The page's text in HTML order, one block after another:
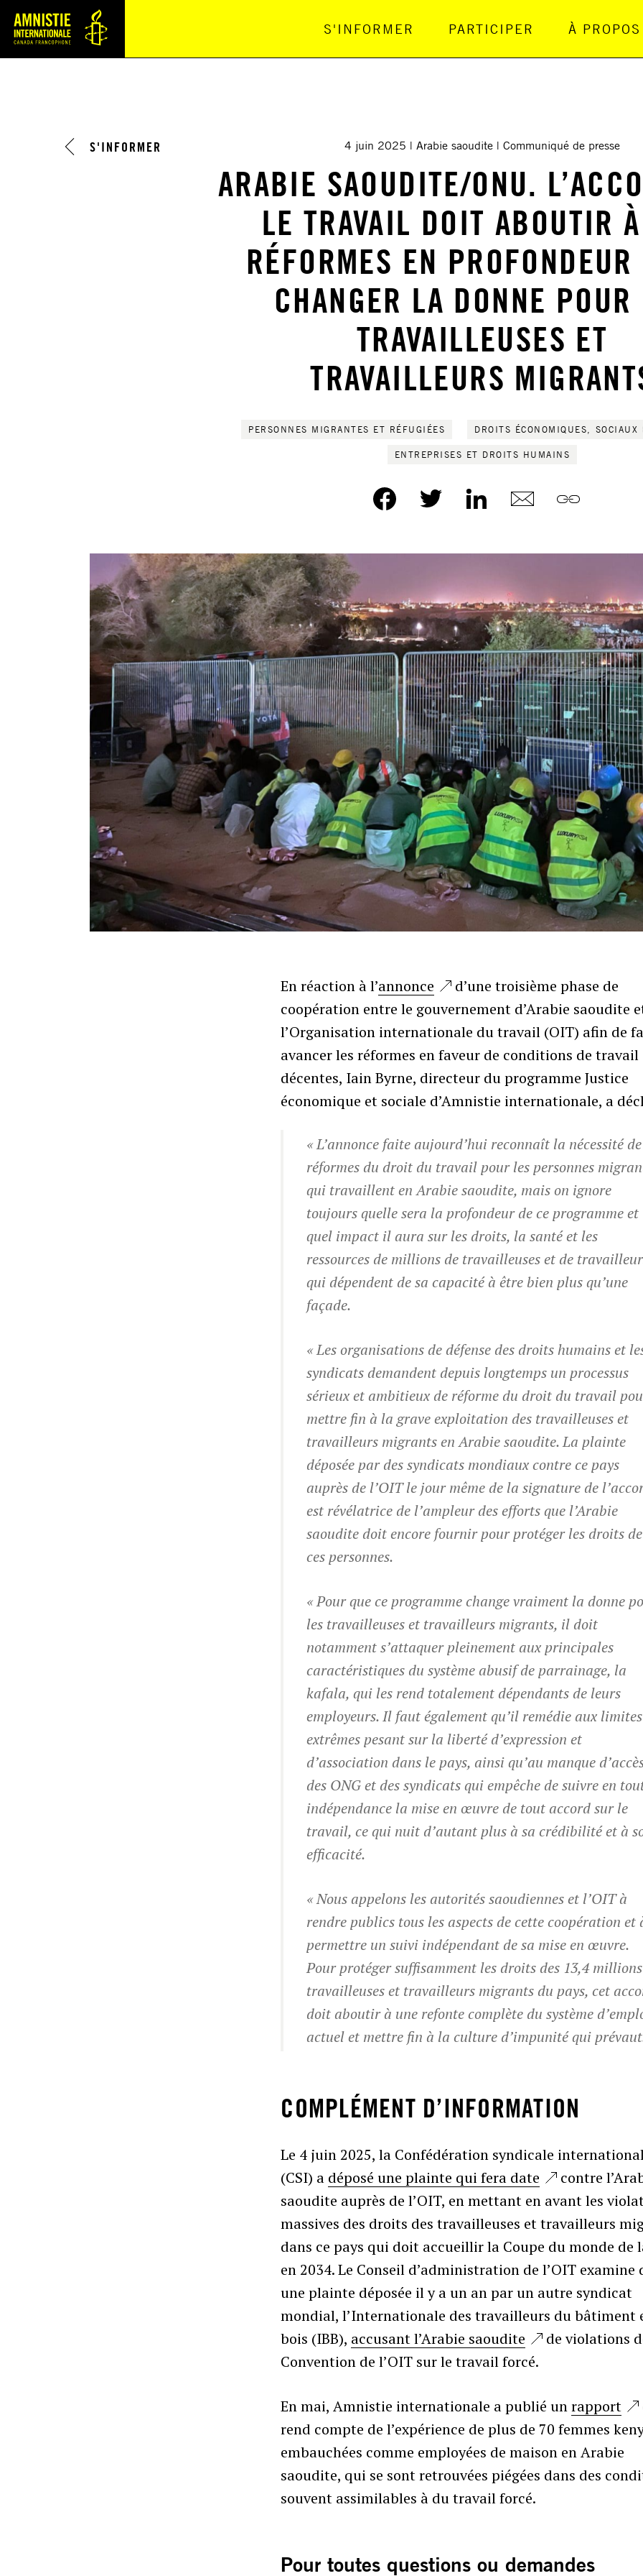
Navigation Principale
S'INFORMER PARTICIPER À PROPOS
S'INFORMER 4 juin 2025 Arabie saoudite Communiqué de presse
ARABIE SAOUDITE/ONU.
LE TRAVAIL DOIT ABOUTIR
RÉFORMES EN PROFONDEUR
CHANGER LA DONNE POUR
TRAVAILLEUSES ET
TRAVAILLEURS
PERSONNES MIGRANTES ET RÉFUGIÉES DROITS ÉCONOMIQUES, SOCIAUX
ENTREPRISES ET DROITS HUMAINS
En réaction à l’annonce
d’une troisième phase de
coopération entre le gouvernement d’Arabie saoudite
l’Organisation internationale du travail (OIT) afin de
avancer les réformes en faveur de conditions de travail
décentes, Iain Byrne, directeur du programme Justice
économique et sociale d’Amnistie internationale, a
« L’annonce faite aujourd’hui reconnaît la nécessité de
réformes du droit du travail pour les personnes
qui travaillent en Arabie saoudite, mais on ignore
toujours quelle sera la profondeur de ce programme et
quel impact il aura sur les droits, la santé et les
ressources de millions de travailleuses et de
qui dépendent de sa capacité à être bien plus qu’une
façade.
« Les organisations de défense des droits humains et
syndicats demandent depuis longtemps un processus
sérieux et ambitieux de réforme du droit du travail
mettre fin à la grave exploitation des travailleuses et
travailleurs migrants en Arabie saoudite. La plainte
déposée par des syndicats mondiaux contre ce pays
auprès de l’OIT le jour même de la signature de
est révélatrice de l’ampleur des efforts que l’Arabie
saoudite doit encore fournir pour protéger les droits de
ces personnes.
« Pour que ce programme change vraiment la donne
les travailleuses et travailleurs migrants, il doit
notamment s’attaquer pleinement aux principales
caractéristiques du système abusif de parrainage, la
kafala, qui les rend totalement dépendants de leurs
employeurs. Il faut également qu’il remédie aux limites
extrêmes pesant sur la liberté d’expression et
d’association dans le pays, ainsi qu’au manque
des ONG et des syndicats qui empêche de suivre en
indépendance la mise en œuvre de tout accord sur le
travail, ce qui nuit d’autant plus à sa crédibilité et à
efficacité.
« Nous appelons les autorités saoudiennes et l’OIT à
rendre publics tous les aspects de cette coopération et
permettre un suivi indépendant de sa mise en œuvre.
Pour protéger suffisamment les droits des 13,4
travailleuses et travailleurs migrants du pays, cet
doit aboutir à une refonte complète du système
actuel et mettre fin à la culture d’impunité qui
COMPLÉMENT D’INFORMATION
Le 4 juin 2025, la Confédération syndicale
(CSI) a déposé une plainte qui fera date
contre
saoudite auprès de l’OIT, en mettant en avant les
massives des droits des travailleuses et travailleurs
dans ce pays qui doit accueillir la Coupe du monde de
en 2034. Le Conseil d’administration de l’OIT examine
une plainte déposée il y a un an par un autre syndicat
mondial, l’Internationale des travailleurs du bâtiment
bois (IBB), accusant l’Arabie saoudite
de violations
Convention de l’OIT sur le travail forcé.
En mai, Amnistie internationale a publié unrapport
rend compte de l’expérience de plus de 70 femmes
embauchées comme employées de maison en Arabie
saoudite, qui se sont retrouvées piégées dans des
souvent assimilables à du travail forcé.
Pour toutes questions ou demandes